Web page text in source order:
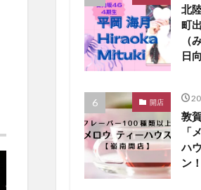
北
町
（
日
開店
敦
「
ハ
ン